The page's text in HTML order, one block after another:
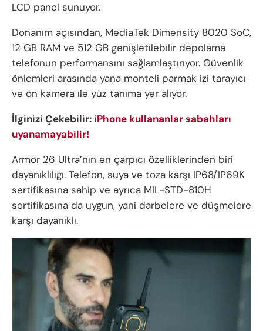
LCD panel sunuyor.
Donanım açısından, MediaTek Dimensity 8020 SoC,
12 GB RAM ve 512 GB genişletilebilir depolama
telefonun performansını sağlamlaştırıyor. Güvenlik
önlemleri arasında yana monteli parmak izi tarayıcı
ve ön kamera ile yüz tanıma yer alıyor.
İlginizi Çekebilir: iPhone kullananlar sabahları
uyanamayabilir!
Armor 26 Ultra’nın en çarpıcı özelliklerinden biri
dayanıklılığı. Telefon, suya ve toza karşı IP68/IP69K
sertifikasına sahip ve ayrıca MIL-STD-810H
sertifikasına da uygun, yani darbelere ve düşmelere
karşı dayanıklı.